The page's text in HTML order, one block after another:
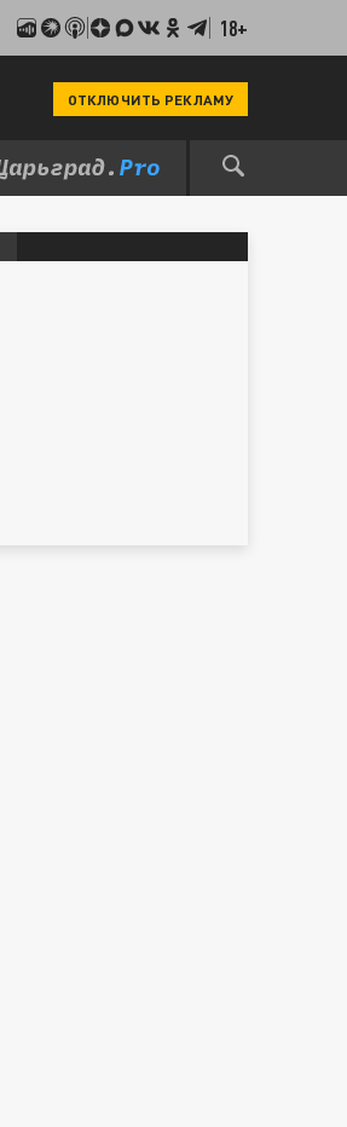
18+
ОТКЛЮЧИТЬ РЕКЛАМУ